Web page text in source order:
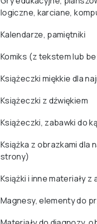
logiczne, karciane,
Kalendarze, pamiętniki
Komiks (z tekstem lub
Książeczki miękkie dla
Książeczki z dźwiękiem
Książeczki, zabawki do
Książka z obrazkami dla
strony)
Książki i inne materiały
Magnesy, elementy do